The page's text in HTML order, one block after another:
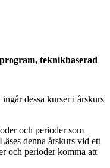
teknikbaserad
dessa kurser i årskurs
och perioder som
denna årskurs vid ett
och perioder komma att